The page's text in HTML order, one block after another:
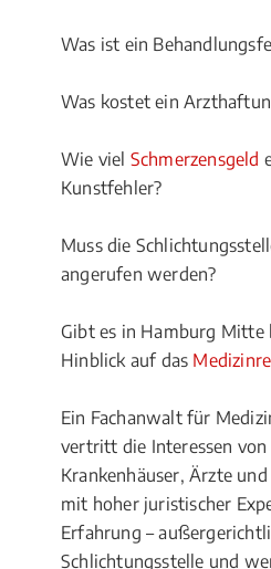
Was ist ein
Was kostet ein
Wie viel Schmerzensgeld
Kunstfehler?
Muss die
angerufen werden?
Gibt es in Hamburg Mitte
Hinblick auf das
Ein Fachanwalt für
vertritt die Interessen von
Krankenhäuser, Ärzte
mit hoher juristischer
Erfahrung –
Schlichtungsstelle und